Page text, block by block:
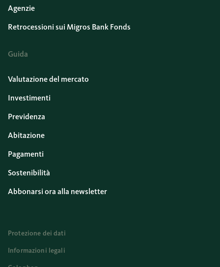
Agenzie
Retrocessioni sui Migros Bank Fonds
Guida
Valutazione del mercato
Investimenti
Previdenza
Abitazione
Pagamenti
Sostenibilità
Abbonarsi ora alla newsletter
Protezione dei dati
Informazioni legali